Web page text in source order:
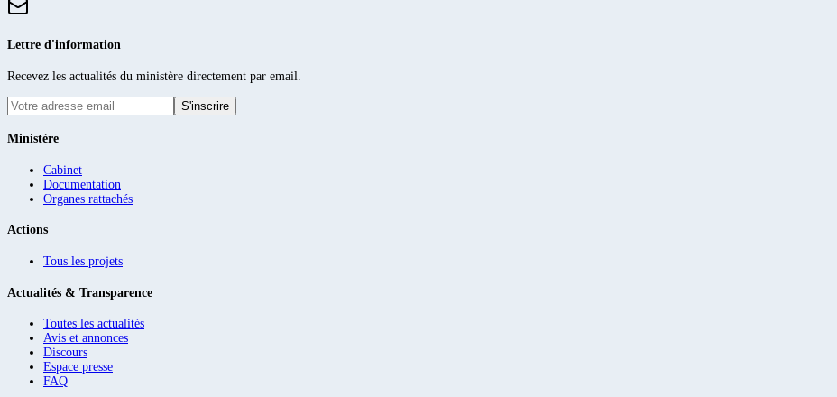
Lettre d'information
Recevez les actualités du ministère directement par email.
S'inscrire
Ministère
Cabinet
Documentation
Organes rattachés
Actions
Tous les projets
Actualités & Transparence
Toutes les actualités
Avis et annonces
Discours
Espace presse
FAQ